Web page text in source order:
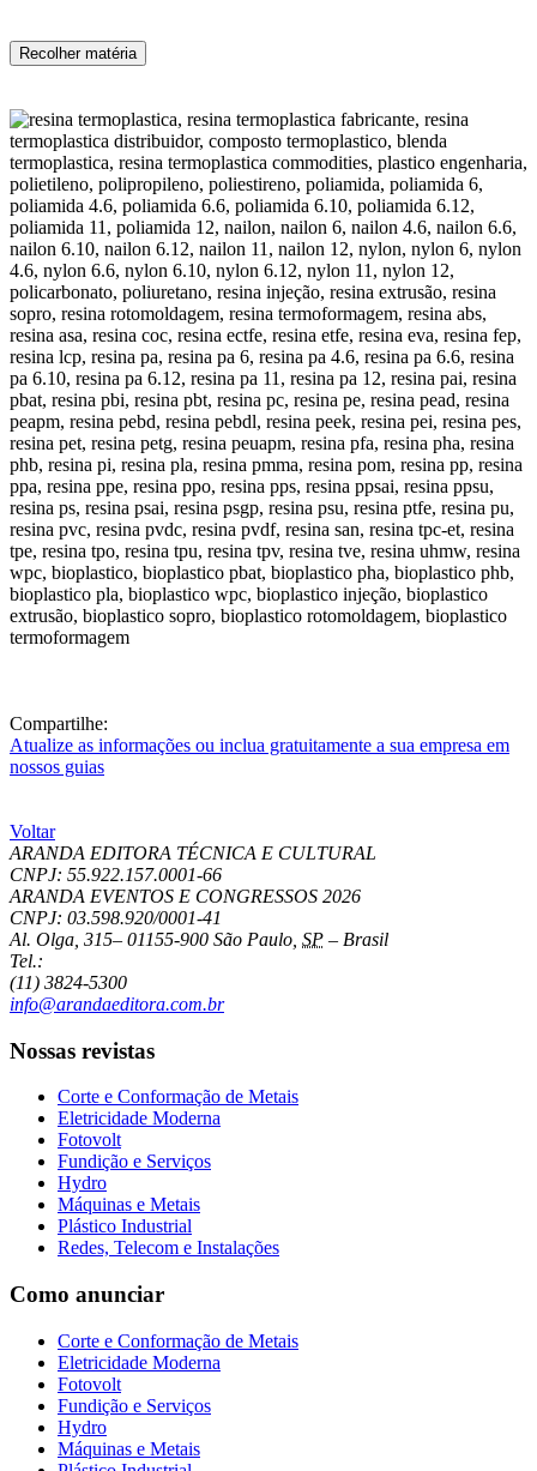
Recolher matéria
Compartilhe:
Atualize as informações ou inclua gratuitamente a sua empresa em
nossos guias
Voltar
ARANDA EDITORA TÉCNICA E CULTURAL
CNPJ: 55.922.157.0001-66
ARANDA EVENTOS E CONGRESSOS 2026
CNPJ: 03.598.920/0001-41
Al. Olga, 315– 01155-900 São Paulo SP – Brasil
Tel.:
(11) 3824-5300
info@arandaeditora.com.br
Nossas revistas
Corte e Conformação de Metais
Eletricidade Moderna
Fotovolt
Fundição e Serviços
Hydro
Máquinas e Metais
Plástico Industrial
Redes, Telecom e Instalações
Como anunciar
Corte e Conformação de Metais
Eletricidade Moderna
Fotovolt
Fundição e Serviços
Hydro
Máquinas e Metais